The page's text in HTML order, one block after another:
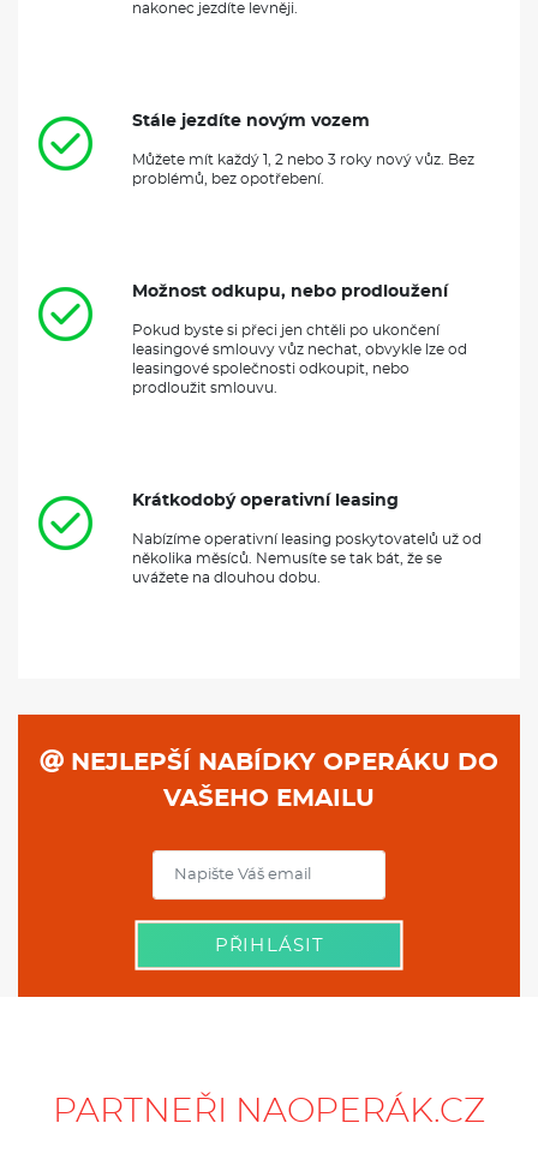
nakonec jezdíte levněji.
Stále jezdíte novým vozem
Můžete mít každý 1, 2 nebo 3 roky nový vůz. Bez
problémů, bez opotřebení.
Možnost odkupu, nebo prodloužení
Pokud byste si přeci jen chtěli po ukončení
leasingové smlouvy vůz nechat, obvykle lze od
leasingové společnosti odkoupit, nebo
prodloužit smlouvu.
Krátkodobý operativní leasing
Nabízíme operativní leasing poskytovatelů už od
několika měsíců. Nemusíte se tak bát, že se
uvážete na dlouhou dobu.
NEJLEPŠÍ NABÍDKY OPERÁKU DO
VAŠEHO EMAILU
PŘIHLÁSIT
PARTNEŘI NAOPERÁK.CZ